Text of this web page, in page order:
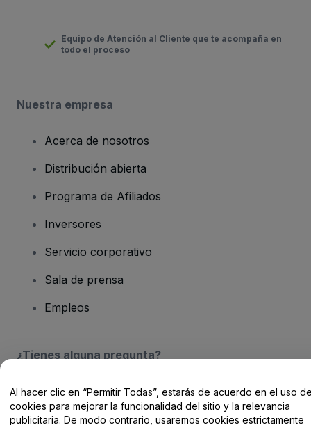
Equipo de Atención al Cliente que te acompaña en
todo el proceso
Nuestra empresa
Acerca de nosotros
Distribución abierta
Programa de Afiliados
Inversores
Servicio corporativo
Sala de prensa
Empleos
¿Tienes alguna pregunta?
Centro de Ayuda / Contacto
Al hacer clic en “Permitir Todas”, estarás de acuerdo en el uso
cookies para mejorar la funcionalidad del sitio y la relevancia
publicitaria. De modo contrario, usaremos cookies estrictamente